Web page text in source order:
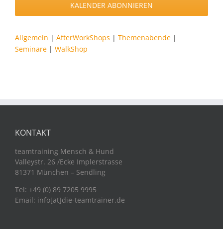
KALENDER ABONNIEREN
Allgemein | AfterWorkShops | Themenabende |
Seminare | WalkShop
KONTAKT
teamtraining Mensch & Hund
Valleystr. 26 /Ecke Implerstrasse
81371 München – Sendling
Tel: +49 (0) 89 7205 9995
Email: info[at]die-teamtrainer.de